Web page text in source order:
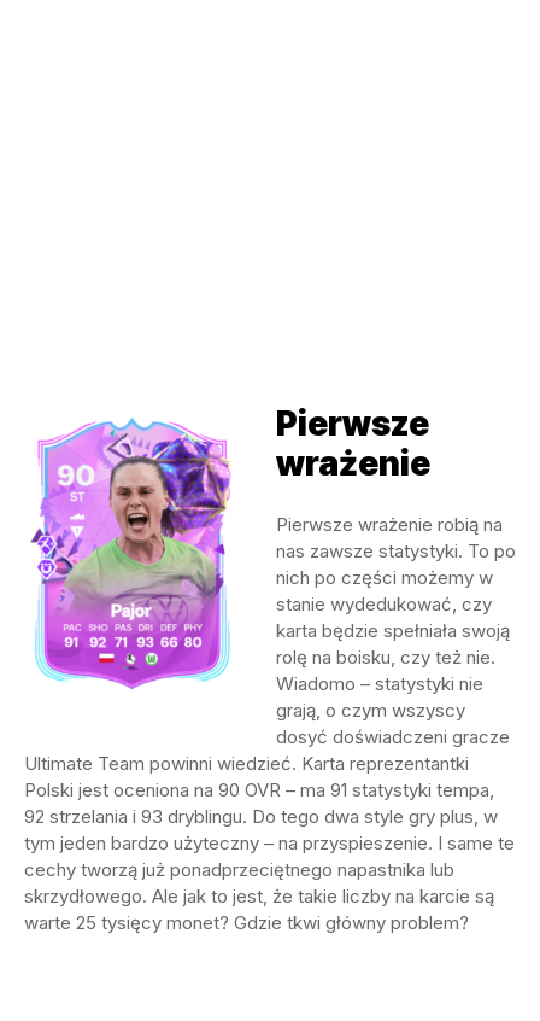
Pierwsze
wrażenie
Pierwsze wrażenie robią na
nas zawsze statystyki. To po
nich po części możemy w
stanie wydedukować, czy
karta będzie spełniała swoją
rolę na boisku, czy też nie.
Wiadomo – statystyki nie
grają, o czym wszyscy
dosyć doświadczeni gracze
Ultimate Team powinni wiedzieć. Karta reprezentantki
Polski jest oceniona na 90 OVR – ma 91 statystyki tempa,
92 strzelania i 93 dryblingu. Do tego dwa style gry plus, w
tym jeden bardzo użyteczny – na przyspieszenie. I same te
cechy tworzą już ponadprzeciętnego napastnika lub
skrzydłowego. Ale jak to jest, że takie liczby na karcie są
warte 25 tysięcy monet? Gdzie tkwi główny problem?